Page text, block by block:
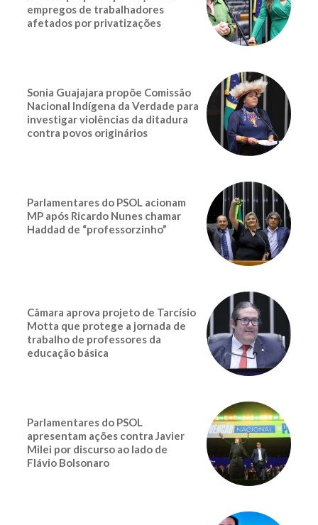
empregos de trabalhadores
afetados por privatizações
Sonia Guajajara propõe Comissão
Nacional Indígena da Verdade para
investigar violências da ditadura
contra povos originários
Parlamentares do PSOL acionam
MP após Ricardo Nunes chamar
Haddad de “professorzinho”
Câmara aprova projeto de Tarcísio
Motta que protege a jornada de
trabalho de professores da
educação básica
Parlamentares do PSOL
apresentam ações contra Javier
Milei por discurso ao lado de
Flávio Bolsonaro